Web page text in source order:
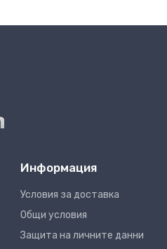
Информация
Условия за доставка
Общи условия
Защита на личните данни